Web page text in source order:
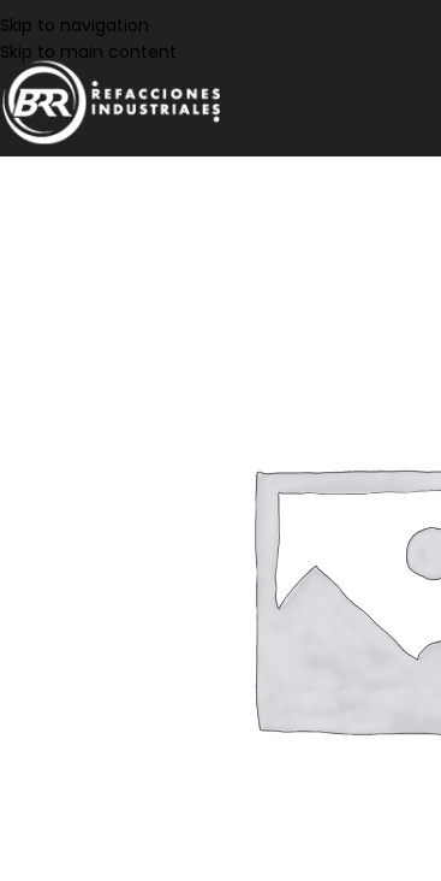
Skip to navigation
Skip to main content